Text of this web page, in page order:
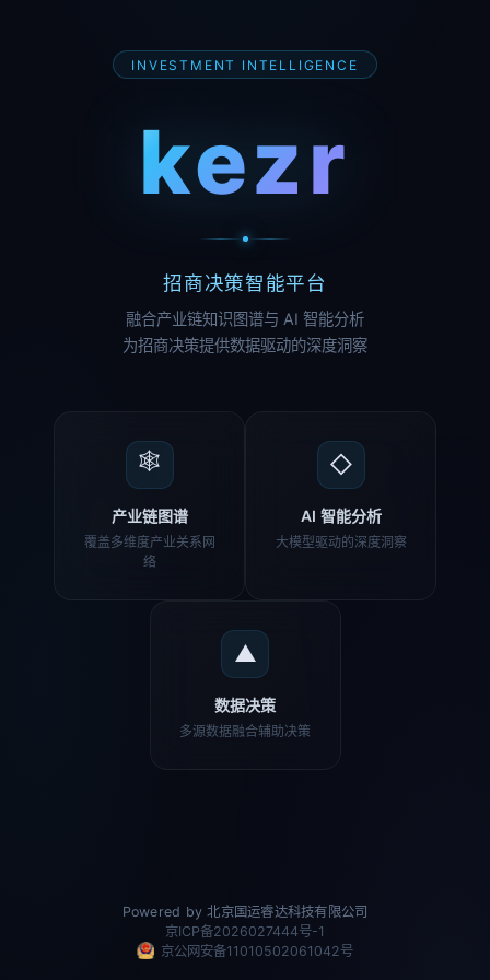
INVESTMENT INTELLIGENCE
kezr
招商决策智能平台
融合产业链知识图谱与 AI 智能分析
为招商决策提供数据驱动的深度洞察
🕸
产业链图谱
覆盖多维度产业关系网
络
◇
AI 智能分析
大模型驱动的深度洞察
▲
数据决策
多源数据融合辅助决策
Powered by 北京国运睿达科技有限公司
京ICP备2026027444号-1
京公网安备11010502061042号